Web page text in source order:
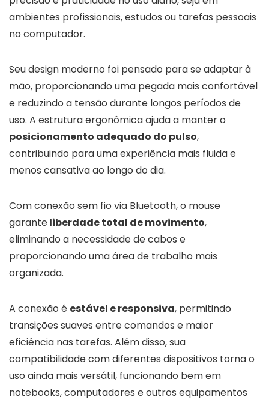
ambientes profissionais, estudos ou tarefas pessoais
no computador.
Seu design moderno foi pensado para se adaptar à
mão, proporcionando uma pegada mais confortável
e reduzindo a tensão durante longos períodos de
uso. A estrutura ergonômica ajuda a manter o
posicionamento adequado do pulso,
contribuindo para uma experiência mais fluida e
menos cansativa ao longo do dia.
Com conexão sem fio via Bluetooth, o mouse
garanteliberdade total de movimento,
eliminando a necessidade de cabos e
proporcionando uma área de trabalho mais
organizada.
A conexão é estável e responsiva, permitindo
transições suaves entre comandos e maior
eficiência nas tarefas. Além disso, sua
compatibilidade com diferentes dispositivos torna o
uso ainda mais versátil, funcionando bem em
notebooks, computadores e outros equipamentos